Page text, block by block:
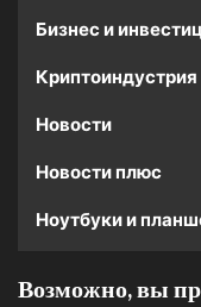
Бизнес и
Криптоиндустрия
Новости
Новости плюс
Ноутбуки и
Возможно, вы